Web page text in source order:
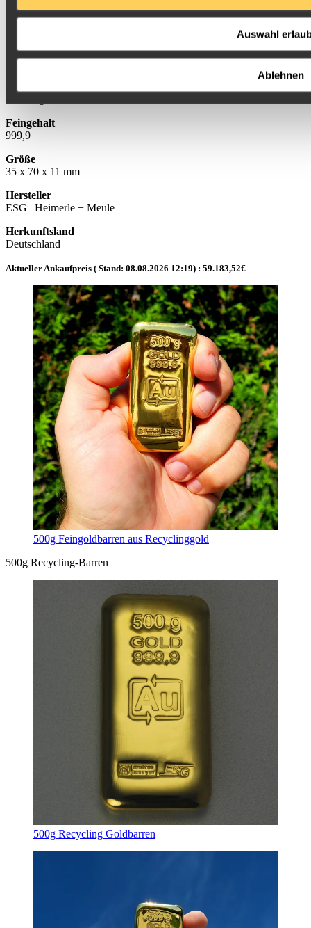
Auswahl
Ablehnen
Gewicht
500,00 g
Feingehalt
999,9
Größe
35 x 70 x 11 mm
Hersteller
ESG | Heimerle + Meule
Herkunftsland
Deutschland
Aktueller Ankaufpreis ( Stand: 08.08.2026 12:19) : 59.183,52€
500g Feingoldbarren aus Recyclinggold
500g Recycling-Barren
500g Recycling Goldbarren